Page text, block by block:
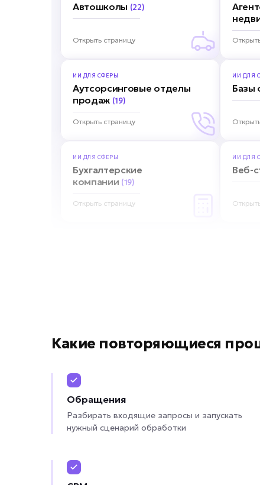
Автошколы (22)
Открыть страницу
ИИ ДЛЯ СФЕРЫ
Аутсорсинговые отделы
продаж (19)
Открыть страницу
ИИ ДЛЯ
Базы
ИИ ДЛЯ СФЕРЫ
Бухгалтерские
компании (19)
Открыть страницу
ИИ ДЛЯ
Веб-
Какие повторяющиеся
Обращения
Разбирать входящие запросы и запускать
нужный сценарий обработки